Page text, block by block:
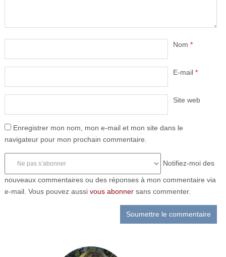
Nom *
E-mail *
Site web
Enregistrer mon nom, mon e-mail et mon site dans le
navigateur pour mon prochain commentaire.
Notifiez-moi des
nouveaux commentaires ou des réponses à mon commentaire via
e-mail. Vous pouvez aussi vous abonnersans commenter.